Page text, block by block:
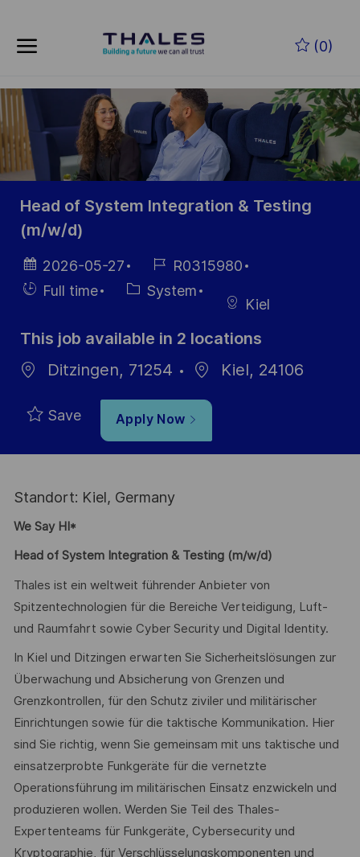
(0)
-
Head of System Integration & Testing
(m/w/d)
Posted
Date
2026-05-27
Job
Id
R0315980
HiringFull time Category
System
Kiel
This job available in 2 locations
Ditzingen, 71254
Kiel, 24106
Save Apply Now
Standort: Kiel, Germany
We Say HI*
Head of System Integration & Testing (m/w/d)
Thales ist ein weltweit führender Anbieter von
Spitzentechnologien für die Bereiche Verteidigung, Luft-
und Raumfahrt sowie Cyber Security und Digital Identity.
In Kiel und Ditzingen erwarten Sie Sicherheitslösungen zur
Überwachung und Absicherung von Grenzen und
Grenzkontrollen, für den Schutz ziviler und militärischer
Einrichtungen sowie für die taktische Kommunikation. Hier
sind Sie richtig, wenn Sie gemeinsam mit uns taktische und
einsatzerprobte Funkgeräte für die vernetzte
Operationsführung im militärischen Einsatz enzwickeln und
produzieren wollen. Werden Sie Teil des Thales-
Expertenteams für Funkgeräte, Cybersecurity und
Kryptographie, für Verschlüsselungskomponenten und